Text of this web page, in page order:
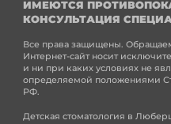
ИМЕЮТСЯ
КОНСУЛЬТАЦИЯ
Все права защищены.
Интернет-сайт носит
и ни при каких условиях не
определяемой положениями
РФ.
Детская стоматология в